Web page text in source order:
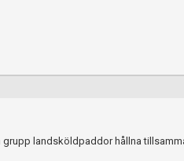
landsköldpaddor hållna